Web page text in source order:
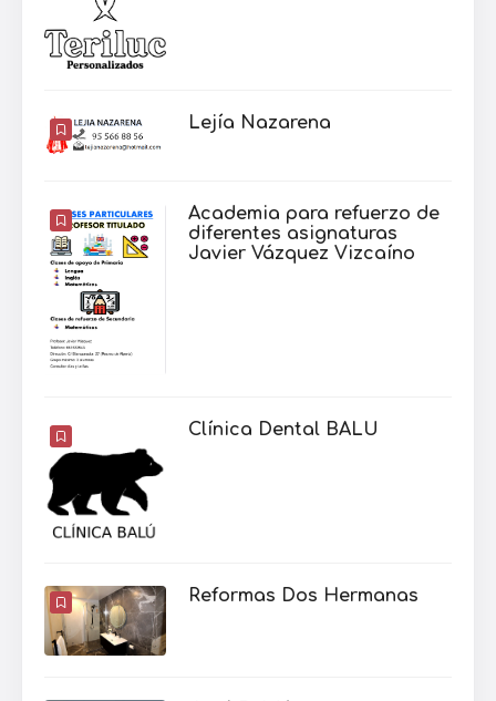
Lejía Nazarena
Academia para refuerzo de
diferentes asignaturas
Javier Vázquez Vizcaíno
Clínica Dental BALU
Reformas Dos Hermanas